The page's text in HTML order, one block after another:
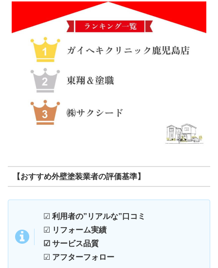
【おすすめ外壁塗装業者の評価基準】
☑ 利用者の”リアルな”口コミ
☑ リフォーム実績
☑ サービス品質
☑ アフターフォロー